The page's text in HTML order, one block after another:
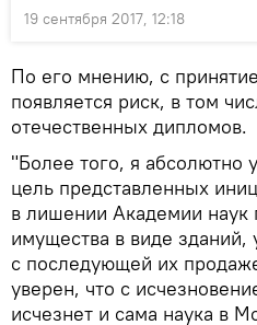
19 сентября 2017, 12:18
По его мнению, с
появляется риск, в том
отечественных дипломов.
"Более того, я абсолютно
цель представленных
в лишении Академии
имущества в виде зданий,
с последующей их
уверен, что с
исчезнет и сама наука в